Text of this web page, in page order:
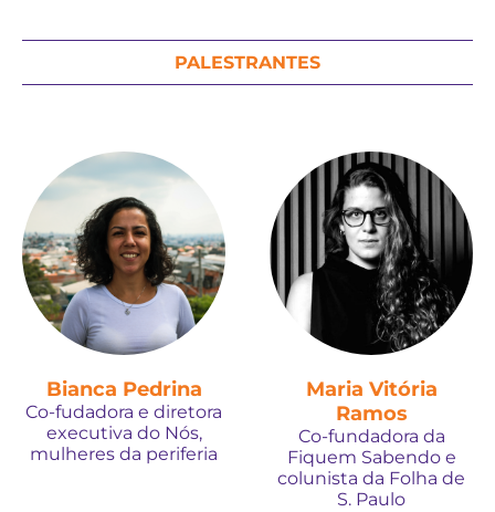
PALESTRANTES
Bianca Pedrina
Co-fudadora e diretora
executiva do Nós,
mulheres da periferia
Maria Vitória
Ramos
Co-fundadora da
Fiquem Sabendo e
colunista da Folha de
S. Paulo